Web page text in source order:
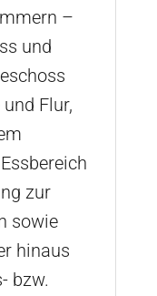
–
und
Flur,
zur
sowie
hinaus
bzw.